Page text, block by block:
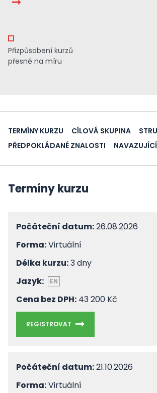
Přizpůsobení kurzů
přesně na míru
TERMÍNY KURZU CÍLOVÁ SKUPINA
PŘEDPOKLÁDANÉ ZNALOSTI
Termíny kurzu
Počáteční datum:26.08.2026
Forma:Virtuální
Délka kurzu:3 dny
Jazyk:
EN
Cena bez DPH: 43 200 Kč
REGISTROVAT
Počáteční datum:21.10.2026
Forma:Virtuální